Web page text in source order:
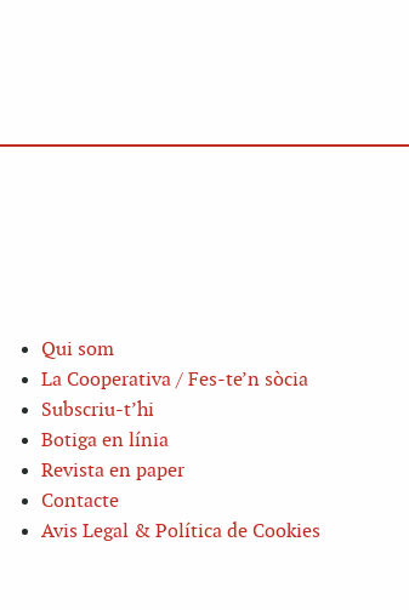
Qui som
La Cooperativa / Fes-te’n sòcia
Subscriu-t’hi
Botiga en línia
Revista en paper
Contacte
Avis Legal & Política de Cookies